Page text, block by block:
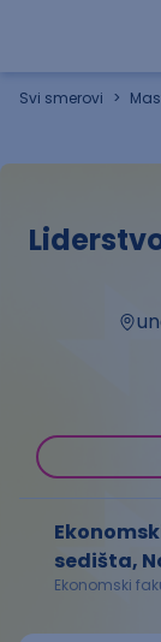
Svi smerovi >
sedišta,
Ekonomski